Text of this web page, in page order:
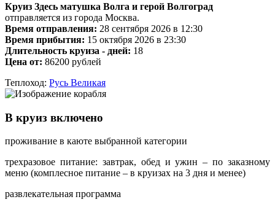
Круиз Здесь матушка Волга и герой Волгоград
отправляется из города Москва.
Время отправления: 28 сентября 2026 в 12:30
Время прибытия: 15 октября 2026 в 23:30
Длительность круиза - дней: 18
Цена от: 86200 рублей
Теплоход: Русь Великая
В круиз включено
проживание в каюте выбранной категории
трехразовое питание: завтрак, обед и ужин – по заказному
меню (комплесное питание – в круизах на 3 дня и менее)
развлекательная программа